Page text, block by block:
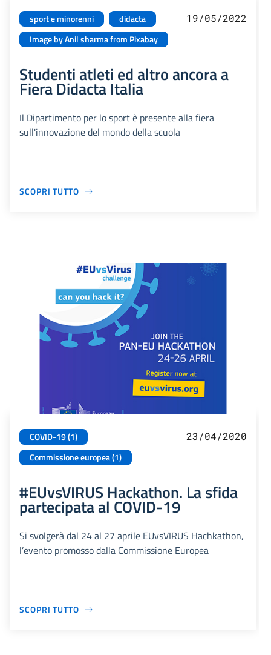
sport e minorenni
didacta
Image by Anil sharma from Pixabay
19/05/2022
Studenti atleti ed altro ancora a
Fiera Didacta Italia
Il Dipartimento per lo sport è presente alla fiera
sull'innovazione del mondo della scuola
SCOPRI TUTTO
COVID-19 (1)
Commissione europea (1)
23/04/2020
#EUvsVIRUS Hackathon. La sfida
partecipata al COVID-19
Si svolgerà dal 24 al 27 aprile EUvsVIRUS Hachkathon,
l’evento promosso dalla Commissione Europea
SCOPRI TUTTO